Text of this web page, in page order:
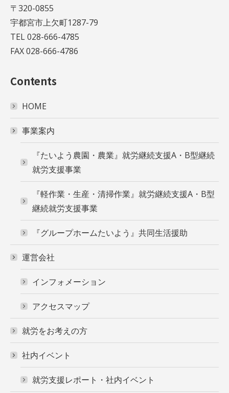
〒320-0855
宇都宮市上欠町1287-79
TEL 028-666-4785
FAX 028-666-4786
Contents
HOME
事業案内
『たいよう農園・農業』就労継続支援A・B型継続
就労支援事業
『軽作業・生産・清掃作業』就労継続支援A・B型
継続就労支援事業
『グループホームたいよう』共同生活援助
運営会社
インフォメーション
アクセスマップ
就労をお考えの方
社内イベント
就労支援レポート・社内イベント